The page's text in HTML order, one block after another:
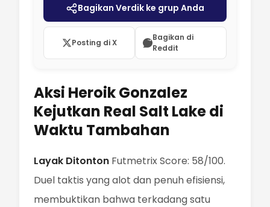
Bagikan Verdik ke grup Anda
Posting di X
Bagikan di
Reddit
Aksi Heroik Gonzalez
Kejutkan Real Salt Lake di
Waktu Tambahan
Layak Ditonton Futmetrix Score: 58/100.
Duel taktis yang alot dan penuh efisiensi,
membuktikan bahwa terkadang satu